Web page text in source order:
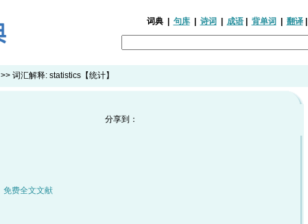
词典| 句库| 诗词 成语| 背单词 翻译|
>> 词汇解释: statistics【统计】
分享到：
免费全文文献